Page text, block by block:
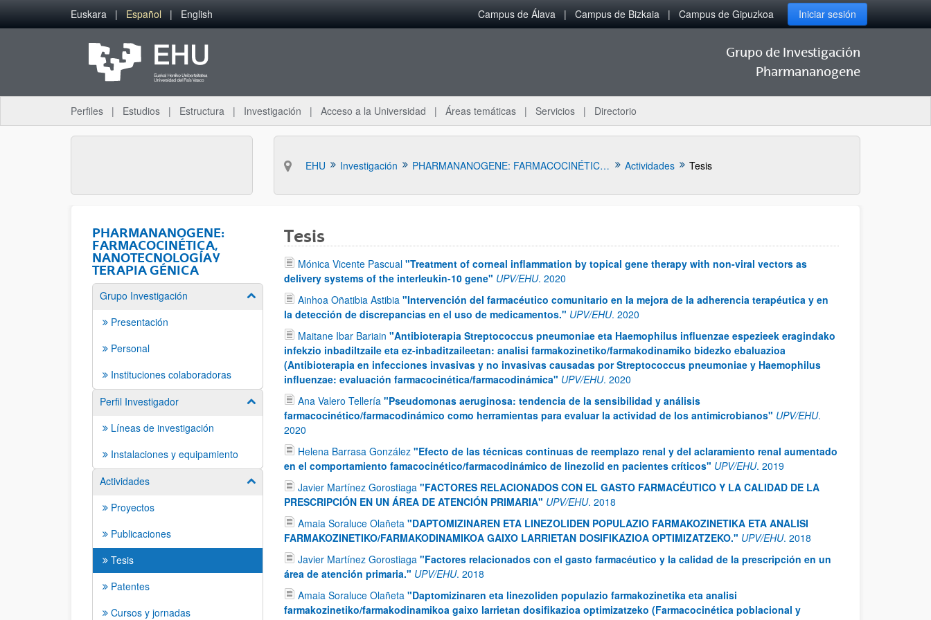
Saltar al contenido principal
Euskara Español English Campus de Álava Campus de Bizkaia Campus de Gipuzkoa Iniciar sesión
Grupo de Investigación
Pharmananogene
Perfiles Estudios Estructura Investigación Acceso a la Universidad Áreas temáticas Servicios Directorio
EHU Investigación PHARMANANOGENE: FARMACOCINÉTICA, NANOTECNOLOGÍA Y TERAPIA GÉNICA Actividades Tesis
PHARMANANOGENE:
FARMACOCINÉTICA,
NANOTECNOLOGÍA Y
TERAPIA GÉNICA
Grupo Investigación Mostrar/ocultar subpáginas
Presentación
Personal
Instituciones colaboradoras
Perfil Investigador
Mostrar/ocultar subpáginas
Líneas de investigación
Instalaciones y equipamiento
Actividades
Mostrar/ocultar subpáginas
Proyectos
Publicaciones
Tesis
Patentes
Cursos y jornadas
Tesis
Mónica Vicente Pascual "Treatment of corneal inflammation by topical gene therapy with non-viral vectors as
delivery systems of the interleukin-10 gene" UPV/EHU. 2020
Ainhoa Oñatibia Astibia "Intervención del farmacéutico comunitario en la mejora de la adherencia terapéutica y en
la detección de discrepancias en el uso de medicamentos." UPV/EHU. 2020
Maitane Ibar Bariain "Antibioterapia Streptococcus pneumoniae eta Haemophilus influenzae espezieek eragindako
infekzio inbadiltzaile eta ez-inbaditzaileetan: analisi farmakozinetiko/farmakodinamiko bidezko ebaluazioa
(Antibioterapia en infecciones invasivas y no invasivas causadas por Streptococcus pneumoniae y Haemophilus
influenzae: evaluación farmacocinética/farmacodinámica" UPV/EHU. 2020
Ana Valero Tellería "Pseudomonas aeruginosa: tendencia de la sensibilidad y análisis
farmacocinético/farmacodinámico como herramientas para evaluar la actividad de los antimicrobianos" UPV/EHU.
2020
Helena Barrasa González "Efecto de las técnicas continuas de reemplazo renal y del aclaramiento renal aumentado
en el comportamiento famacocinético/farmacodinámico de linezolid en pacientes críticos" UPV/EHU. 2019
Javier Martínez Gorostiaga "FACTORES RELACIONADOS CON EL GASTO FARMACÉUTICO Y LA CALIDAD DE LA
PRESCRIPCIÓN EN UN ÁREA DE ATENCIÓN PRIMARIA" UPV/EHU. 2018
Amaia Soraluce Olañeta "DAPTOMIZINAREN ETA LINEZOLIDEN POPULAZIO FARMAKOZINETIKA ETA ANALISI
FARMAKOZINETIKO/FARMAKODINAMIKOA GAIXO LARRIETAN DOSIFIKAZIOA OPTIMIZATZEKO." UPV/EHU. 2018
Javier Martínez Gorostiaga "Factores relacionados con el gasto farmacéutico y la calidad de la prescripción en un
área de atención primaria." UPV/EHU. 2018
Amaia Soraluce Olañeta "Daptomizinaren eta linezoliden populazio farmakozinetika eta analisi
farmakozinetiko/farmakodinamikoa gaixo larrietan dosifikazioa optimizatzeko (Farmacocinética poblacional y